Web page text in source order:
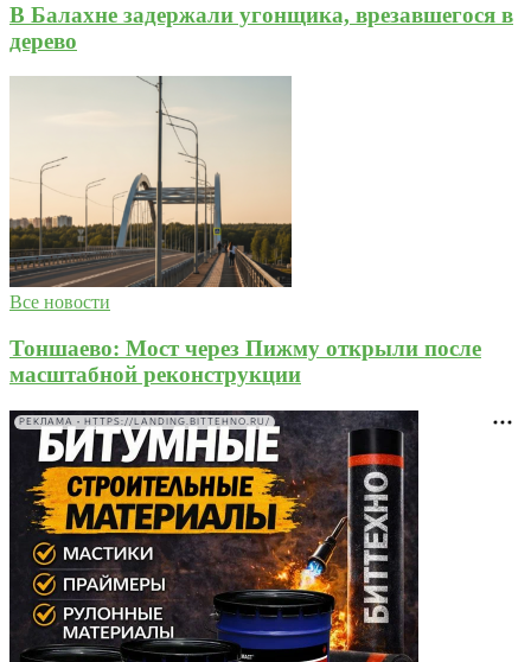
В Балахне задержали угонщика, врезавшегося в
дерево
Все новости
Тоншаево: Мост через Пижму открыли после
масштабной реконструкции
РЕКЛАМА • HTTPS://LANDING.BITTEHNO.RU/